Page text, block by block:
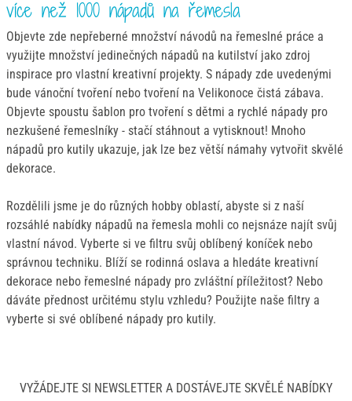
více než 1000 nápadů na řemesla
Objevte zde nepřeberné množství návodů na řemeslné práce a
využijte množství jedinečných nápadů na kutilství jako zdroj
inspirace pro vlastní kreativní projekty. S nápady zde uvedenými
bude vánoční tvoření nebo tvoření na Velikonoce čistá zábava.
Objevte spoustu šablon pro tvoření s dětmi a rychlé nápady pro
nezkušené řemeslníky - stačí stáhnout a vytisknout! Mnoho
nápadů pro kutily ukazuje, jak lze bez větší námahy vytvořit skvělé
dekorace.
Rozdělili jsme je do různých hobby oblastí, abyste si z naší
rozsáhlé nabídky nápadů na řemesla mohli co nejsnáze najít svůj
vlastní návod. Vyberte si ve filtru svůj oblíbený koníček nebo
správnou techniku. Blíží se rodinná oslava a hledáte kreativní
dekorace nebo řemeslné nápady pro zvláštní příležitost? Nebo
dáváte přednost určitému stylu vzhledu? Použijte naše filtry a
vyberte si své oblíbené nápady pro kutily.
VYŽÁDEJTE SI NEWSLETTER A DOSTÁVEJTE SKVĚLÉ NABÍDKY